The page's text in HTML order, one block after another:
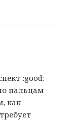
:good:
пальцам
как